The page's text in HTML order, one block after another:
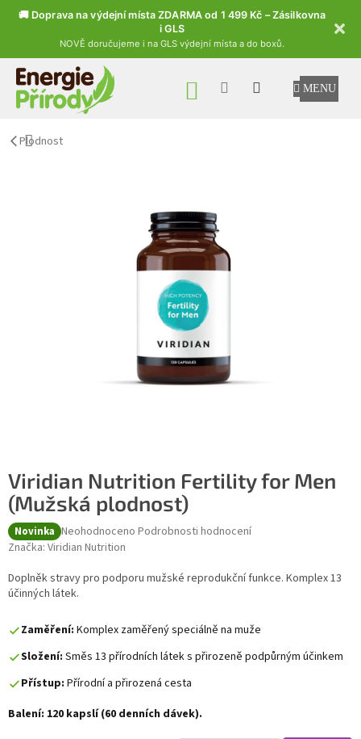
🚚 Doprava na výdejní místa ZDARMA od 1 499 Kč – Zásilkovna
i GLS
NOVĚ doručujeme i na GLS výdejní místa a do boxů.
Přejít na obsah
NÁKUPNÍ KOŠÍK
Plodnost
Viridian Nutrition Fertility for Men
(Mužská plodnost)
Novinka Průměrné hodnocení produktu je 0,0 z 5 hvězdiček.
Neohodnoceno Podrobnosti hodnocení
Značka: Viridian Nutrition
Doplněk stravy pro podporu mužské reprodukční funkce. Komplex 13
účinných látek.
Zaměření: Komplex zaměřený speciálně na muže
Složení: Směs 13 přírodních látek s přirozeně podpůrným účinkem
Přístup: Přírodní a přirozená cesta
Balení: 120 kapslí (60 denních dávek).